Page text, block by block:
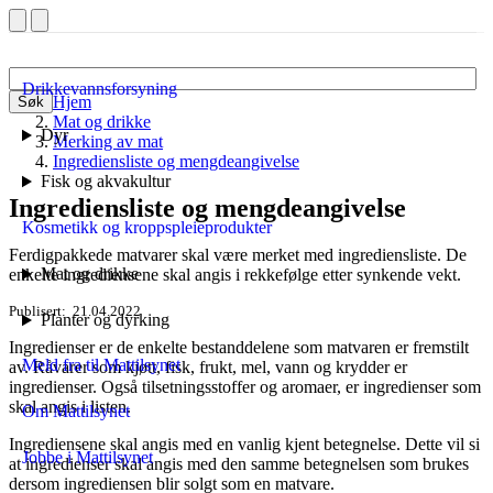
Søk
Drikkevannsforsyning
Dyr
Fisk og akvakultur
Kosmetikk og kroppspleieprodukter
Mat og drikke
Planter og dyrking
Meld fra til Mattilsynet
Om Mattilsynet
Jobbe i Mattilsynet
Hjem
Mat og drikke
Merking av mat
Ingrediensliste og mengdeangivelse
Ingrediensliste og mengdeangivelse
Ferdigpakkede matvarer skal være merket med ingrediensliste. De
enkelte ingrediensene skal angis i rekkefølge etter synkende vekt.
Publisert 21.04.2022
Ingredienser er de enkelte bestanddelene som matvaren er fremstilt
av. Råvarer som kjøtt, fisk, frukt, mel, vann og krydder er
ingredienser. Også tilsetningsstoffer og aromaer, er ingredienser som
skal angis i listen.
Ingrediensene skal angis med en vanlig kjent betegnelse. Dette vil si
at ingredienser skal angis med den samme betegnelsen som brukes
dersom ingrediensen blir solgt som en matvare.